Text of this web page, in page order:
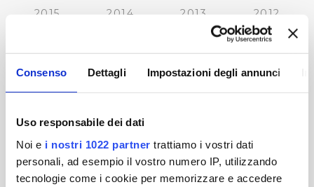
Consenso Dettagli Impostazioni degli annunci
Uso responsabile dei dati
Noi e i nostri 1022 partner trattiamo i vostri dati
personali, ad esempio il vostro numero IP, utilizzando
tecnologie come i cookie per memorizzare e accedere
2015 2014 2013 2012
2008
2007 2006 2005
« prima ‹ precedente … 27 28 29
31
32 33 34 35